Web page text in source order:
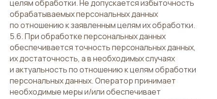
целям обработки. Не допускается избыточность
обрабатываемых персональных данных
по отношению к заявленным целям их обработки.
5.6. При обработке персональных данных
обеспечивается точность персональных данных,
их достаточность, а в необходимых случаях
и актуальность по отношению к целям обработки
персональных данных. Оператор принимает
необходимые меры и/или обеспечивает